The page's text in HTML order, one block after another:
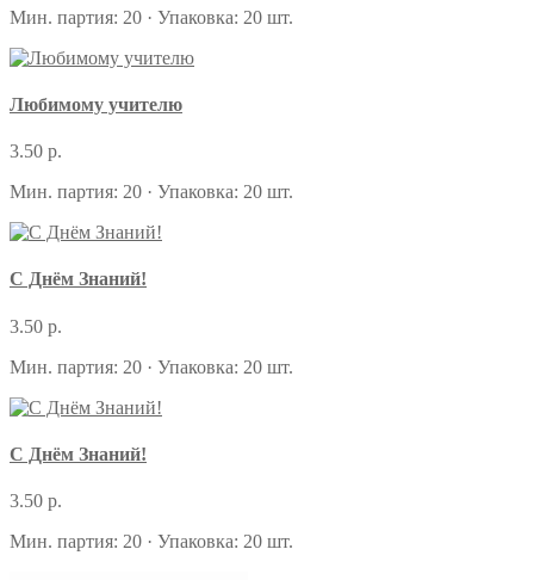
Мин. партия: 20 · Упаковка: 20 шт.
Любимому учителю
3.50 р.
Мин. партия: 20 · Упаковка: 20 шт.
С Днём Знаний!
3.50 р.
Мин. партия: 20 · Упаковка: 20 шт.
С Днём Знаний!
3.50 р.
Мин. партия: 20 · Упаковка: 20 шт.